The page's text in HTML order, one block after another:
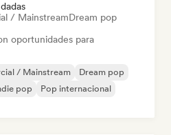
/ MainstreamDream pop
oportunidades para
/ Mainstream
Dream pop
pop
Pop internacional